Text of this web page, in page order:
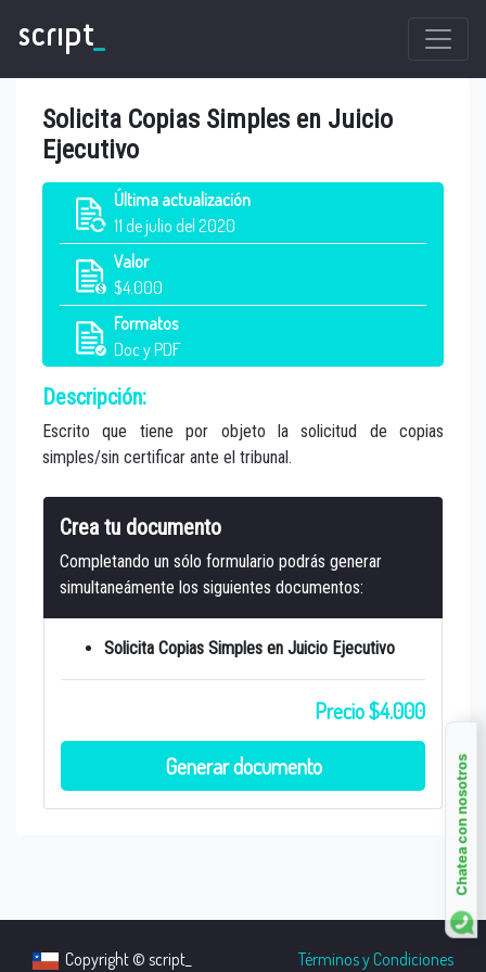
script
Solicita Copias Simples en Juicio
Ejecutivo
Última actualización
11 de julio del 2020
Valor
$4.000
Formatos
Doc y PDF
Descripción:
Escrito que tiene por objeto la solicitud de copias
simples/sin certificar ante el tribunal.
Crea tu documento
Completando un sólo formulario podrás generar
simultaneámente los siguientes documentos:
Solicita Copias Simples en Juicio Ejecutivo
Precio $4.000
Generar documento
Copyright © script_ Términos y Condiciones
Chatea con nosotros